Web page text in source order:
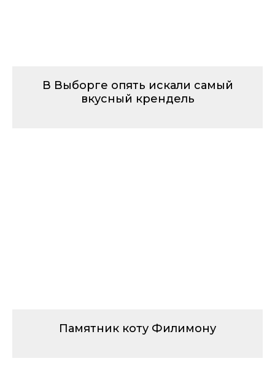
В Выборге опять искали самый
вкусный крендель
Памятник коту Филимону